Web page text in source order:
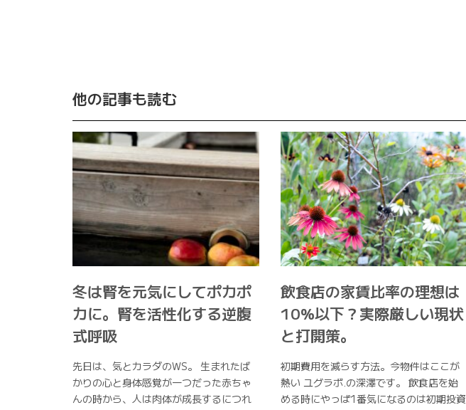
他の記事も読む
冬は腎を元気にしてポカポ
カに。腎を活性化する逆腹
式呼吸
先日は、気とカラダのWS。 生まれたば
かりの心と身体感覚が一つだった赤ちゃ
んの時から、人は肉体が成長するにつれ
飲食店の家賃比率の理想は
10%以下？実際厳しい現状
と打開策。
初期費用を減らす方法。今物件はここが
熱い ユグラボ.の深澤です。 飲食店を始
める時にやっぱ1番気になるのは初期投資